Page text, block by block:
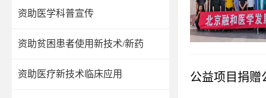
资助医学科普宣传
资助贫困患者使用新技术/新药
资助医疗新技术临床应用 公益项目捐赠